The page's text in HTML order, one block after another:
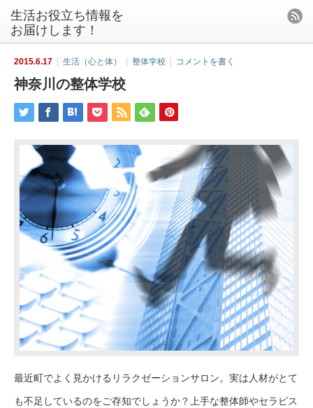
生活お役立ち情報を
お届けします！
2015.6.17 生活（心と体） 整体学校 コメントを書く
神奈川の整体学校
最近町でよく見かけるリラクゼーションサロン。実は人材がとて
も不足しているのをご存知でしょうか？上手な整体師やセラピス